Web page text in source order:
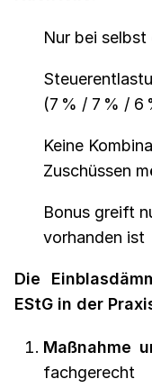
Nur bei
(7 % / 7 % / 6
Keine
Zuschüssen
Bonus greift
vorhanden ist
Die
EStG in der
Maßnahme